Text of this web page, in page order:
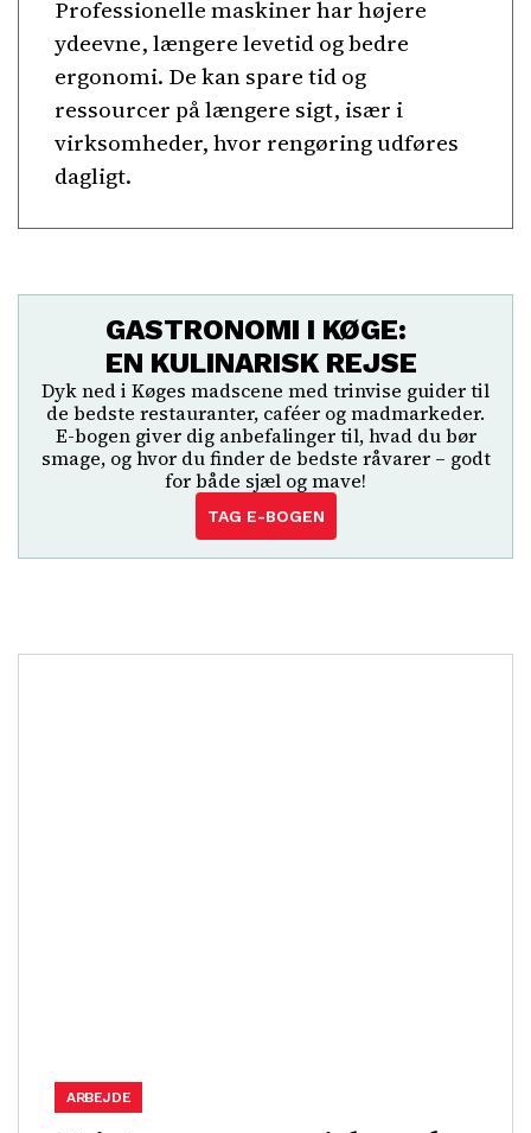
Professionelle maskiner har højere
ydeevne, længere levetid og bedre
ergonomi. De kan spare tid og
ressourcer på længere sigt, især i
virksomheder, hvor rengøring udføres
dagligt.
GASTRONOMI I KØGE:
EN KULINARISK REJSE
Dyk ned i Køges madscene med trinvise guider til
de bedste restauranter, caféer og madmarkeder.
E-bogen giver dig anbefalinger til, hvad du bør
smage, og hvor du finder de bedste råvarer – godt
for både sjæl og mave!
TAG E-BOGEN
ARBEJDE